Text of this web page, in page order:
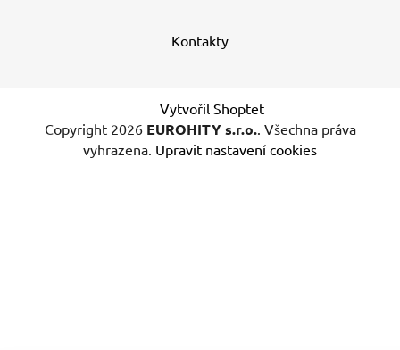
Kontakty
Vytvořil Shoptet
Copyright 2026 EUROHITY s.r.o.. Všechna práva
vyhrazena. Upravit nastavení cookies